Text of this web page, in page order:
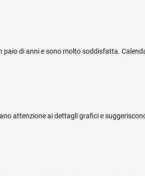
paio di anni e sono molto soddisfatta.
attenzione ai dettagli grafici e